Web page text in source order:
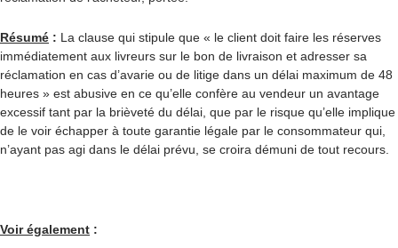
Résumé : La clause qui stipule que « le client doit faire les réserves
immédiatement aux livreurs sur le bon de livraison et adresser sa
réclamation en cas d’avarie ou de litige dans un délai maximum de 48
heures » est abusive en ce qu’elle confère au vendeur un avantage
excessif tant par la brièveté du délai, que par le risque qu’elle implique
de le voir échapper à toute garantie légale par le consommateur qui,
n’ayant pas agi dans le délai prévu, se croira démuni de tout recours.
Voir également :